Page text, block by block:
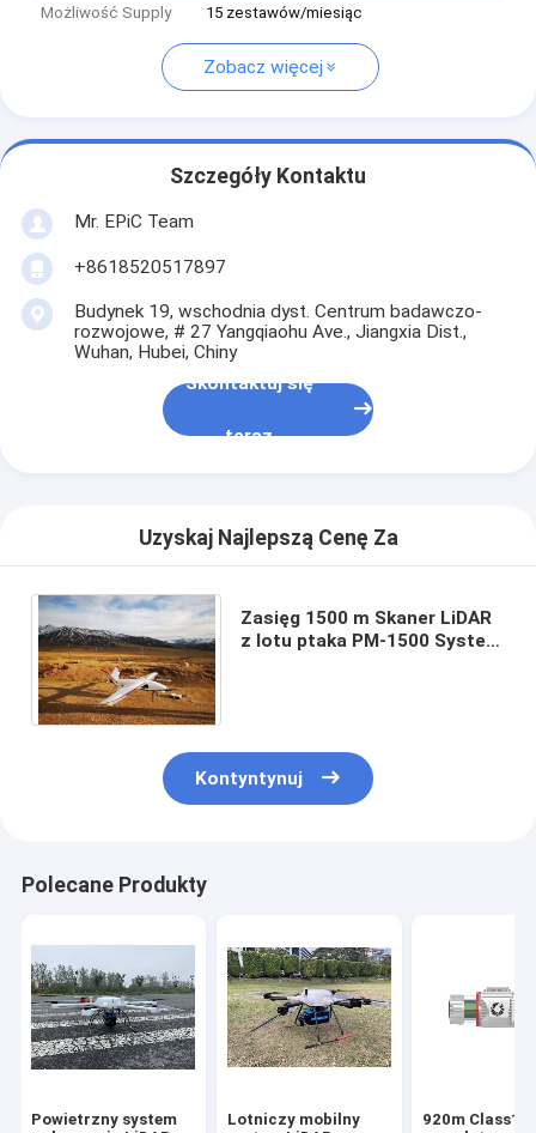
Możliwość Supply 15 zestawów/miesiąc
Zobacz więcej
Szczegóły Kontaktu
Mr. EPiC Team
+8618520517897
Budynek 19, wschodnia dyst. Centrum badawczo-
rozwojowe, # 27 Yangqiaohu Ave., Jiangxia Dist.,
Wuhan, Hubei, Chiny
Skontaktuj się
teraz
Uzyskaj Najlepszą Cenę Za
Zasięg 1500 m Skaner LiDAR
z lotu ptaka PM-1500 System
Kontyntynuj
Polecane Produkty
Powietrzny system
Lotniczy mobilny
920m Class1